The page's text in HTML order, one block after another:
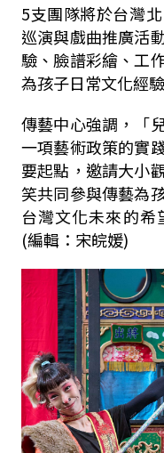
5支團隊將於台灣
巡演與戲曲推廣活
驗、臉譜彩繪、工
為孩子日常文化經
傳藝中心強調，「
一項藝術政策的實
要起點，邀請大小
笑共同參與傳藝為
台灣文化未來的希
(編輯：宋皖媛)